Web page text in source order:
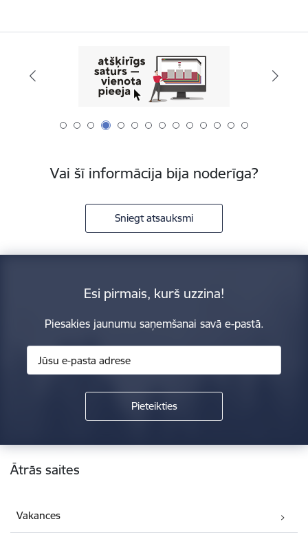
Vai šī informācija bija noderīga?
Sniegt atsauksmi
Esi pirmais, kurš uzzina!
Piesakies jaunumu saņemšanai savā e-pastā.
Kājene
Ātrās saites
Vakances